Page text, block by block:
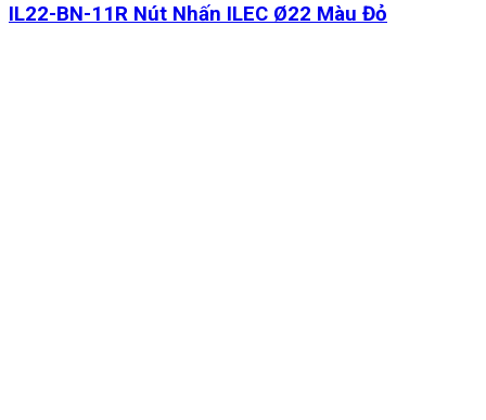
IL22-BN-11R Nút Nhấn ILEC Ø22 Màu Đỏ